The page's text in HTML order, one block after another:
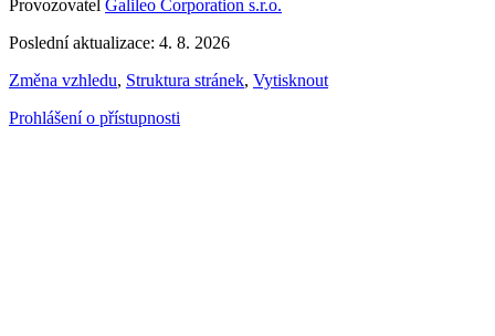
Provozovatel Galileo Corporation s.r.o.
Poslední aktualizace: 4. 8. 2026
Změna vzhledu, Struktura stránek, Vytisknout
Prohlášení o přístupnosti